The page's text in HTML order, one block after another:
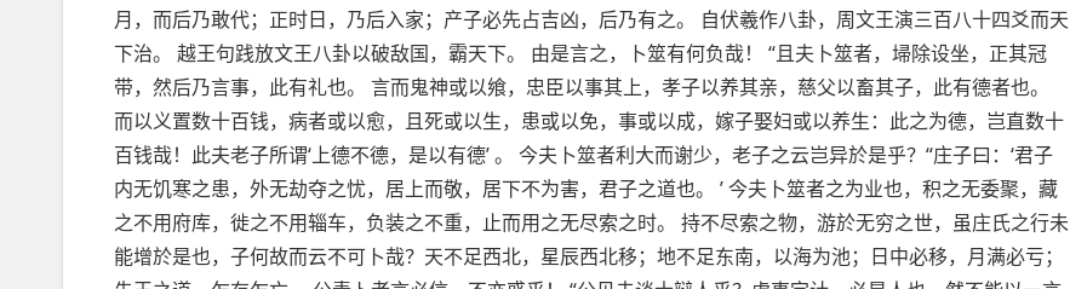
月，而后乃敢代；正时日，乃后入家；产子必先占吉凶，后乃有之。 自伏羲作八卦，周文王演三百八十四爻而天
下治。 越王句践放文王八卦以破敌国，霸天下。 由是言之，卜筮有何负哉！ “且夫卜筮者，埽除设坐，正其冠
带，然后乃言事，此有礼也。 言而鬼神或以飨，忠臣以事其上，孝子以养其亲，慈父以畜其子，此有德者也。
而以义置数十百钱，病者或以愈，且死或以生，患或以免，事或以成，嫁子娶妇或以养生：此之为德，岂直数十
百钱哉！此夫老子所谓‘上德不德，是以有德’ 。 今夫卜筮者利大而谢少，老子之云岂异於是乎？“庄子曰：‘君子
内无饥寒之患，外无劫夺之忧，居上而敬，居下不为害，君子之道也。 ’ 今夫卜筮者之为业也，积之无委聚，藏
之不用府库，徙之不用辎车，负装之不重，止而用之无尽索之时。 持不尽索之物，游於无穷之世，虽庄氏之行未
能增於是也，子何故而云不可卜哉？天不足西北，星辰西北移；地不足东南，以海为池；日中必移，月满必亏；